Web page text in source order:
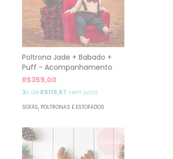
Poltrona Jade + Babado +
Puff - Acompanhamento
R$359,00
3x de R$119,67 sem juros
SOFÁS, POLTRONAS E ESTOFADOS
ESGOTADO